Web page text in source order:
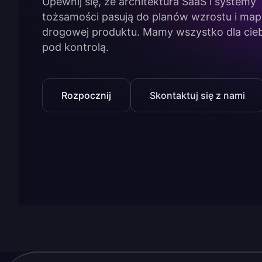
tożsamości pasują do planów wzrostu i
drogowej produktu. Mamy wszystko dla
pod kontrolą.
Rozpocznij Skontaktuj się z nami